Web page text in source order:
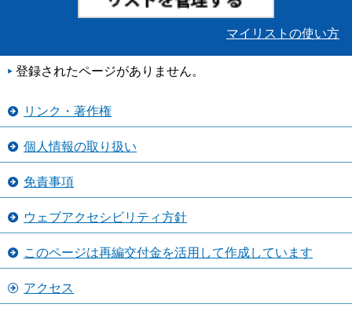
マイリストの使い方
登録されたページがありません。
リンク・著作権
個人情報の取り扱い
免責事項
ウェブアクセシビリティ方針
このページは再編交付金を活用して作成しています
アクセス